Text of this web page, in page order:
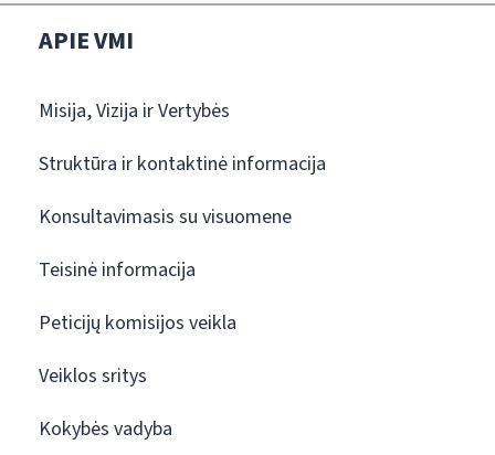
APIE VMI
Misija, Vizija ir Vertybės
Struktūra ir kontaktinė informacija
Konsultavimasis su visuomene
Teisinė informacija
Peticijų komisijos veikla
Veiklos sritys
Kokybės vadyba